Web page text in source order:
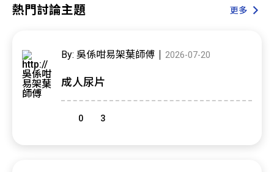
熱門討論主題 更多
By: 吳係咁易架葉師傅 2026-07-20
成人尿片
0 3